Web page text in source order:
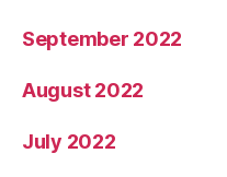
September 2022
August 2022
July 2022